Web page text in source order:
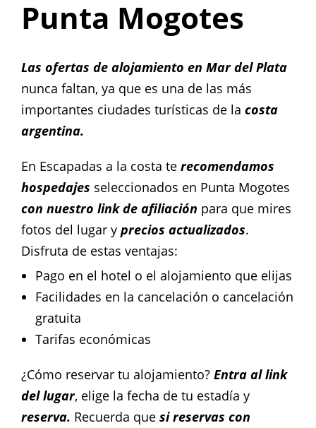
Punta Mogotes
Las ofertas de alojamiento en Mar del Plata
nunca faltan, ya que es una de las más
importantes ciudades turísticas de la costa
argentina.
En Escapadas a la costa te recomendamos
hospedajes seleccionados en Punta Mogotes
con nuestro link de afiliación para que mires
fotos del lugar y precios actualizados.
Disfruta de estas ventajas:
Pago en el hotel o el alojamiento que elijas
Facilidades en la cancelación o cancelación
gratuita
Tarifas económicas
¿Cómo reservar tu alojamiento? Entra al link
del lugar, elige la fecha de tu estadía y
reserva. Recuerda que si reservas con